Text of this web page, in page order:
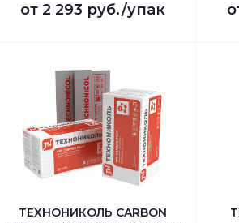
от 2 293 руб./упак
ТЕХНОНИКОЛЬ CARBON